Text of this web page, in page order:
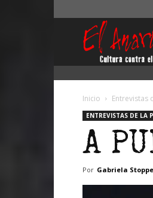
Inicio Entrevistas
ENTREVISTAS DE LA
A
Por Gabriela